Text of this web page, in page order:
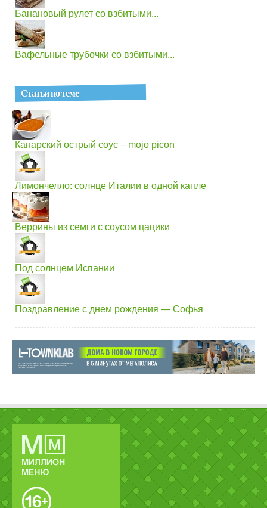
Банановый рулет со взбитыми...
Вафельные трубочки со взбитыми...
Статьи по теме
Канарский острый соус – mojo picon
Лимончелло: солнце Италии в одной капле
Веррины из семги с соусом цацики
Под солнцем Испании
Поздравление с днем рождения — Софья